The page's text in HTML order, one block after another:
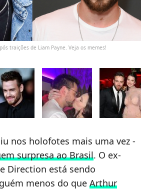
traições de Liam Payne. Veja os memes!
nos holofotes mais uma vez -
surpresa ao Brasil. O ex-
Direction está sendo
menos do que Arthur